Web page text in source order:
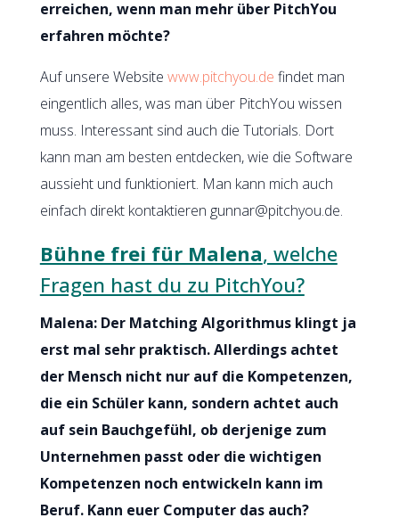
erreichen, wenn man mehr über PitchYou
erfahren möchte?
Auf unsere Website www.pitchyou.de findet man
eingentlich alles, was man über PitchYou wissen
muss. Interessant sind auch die Tutorials. Dort
kann man am besten entdecken, wie die Software
aussieht und funktioniert. Man kann mich auch
einfach direkt kontaktieren gunnar@pitchyou.de.
Bühne frei für Malena, welche
Fragen hast du zu PitchYou?
Malena: Der Matching Algorithmus klingt ja
erst mal sehr praktisch. Allerdings achtet
der Mensch nicht nur auf die Kompetenzen,
die ein Schüler kann, sondern achtet auch
auf sein Bauchgefühl, ob derjenige zum
Unternehmen passt oder die wichtigen
Kompetenzen noch entwickeln kann im
Beruf. Kann euer Computer das auch?